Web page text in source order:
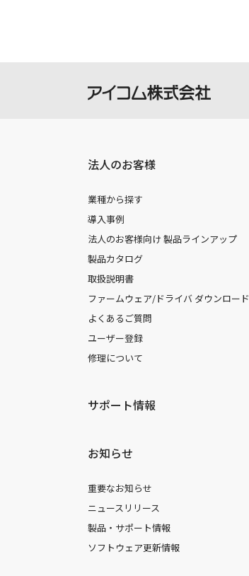
法人のお客様
業種から探す
導入事例
法人のお客様向け 製品ラインアップ
製品カタログ
取扱説明書
ファームウェア/ドライバ ダウンロード
よくあるご質問
ユーザー登録
修理について
サポート情報
お知らせ
重要なお知らせ
ニュースリリース
製品・サポート情報
ソフトウェア更新情報